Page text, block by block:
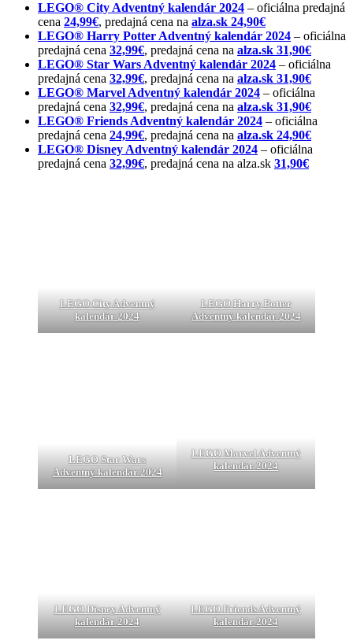
LEGO® City Adventný kalendár 2024 – oficiálna predajná
cena 24,99€, predajná cena na alza.sk 24,90€
LEGO® Harry Potter Adventný kalendár 2024 – oficiálna
predajná cena 32,99€, predajná cena na alza.sk 31,90€
LEGO® Star Wars Adventný kalendár 2024 – oficiálna
predajná cena 32,99€, predajná cena na alza.sk 31,90€
LEGO® Marvel Adventný kalendár 2024 – oficiálna
predajná cena 32,99€, predajná cena na alza.sk 31,90€
LEGO® Friends Adventný kalendár 2024 – oficiálna
predajná cena 24,99€, predajná cena na alza.sk 24,90€
LEGO® Disney Adventný kalendár 2024 – oficiálna
predajná cena 32,99€, predajná cena na alza.sk 31,90€
LEGO City Adventný
kalendár 2024
LEGO Harry Potter
Adventný kalendár 2024
LEGO Star Wars
Adventný kalendár 2024
LEGO Marvel Adventný
kalendár 2024
LEGO Disney Adventný
kalendár 2024
LEGO Friends Adventný
kalendár 2024